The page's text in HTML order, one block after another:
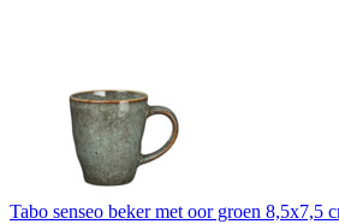
Tabo senseo beker met oor groen 8,5x7,5